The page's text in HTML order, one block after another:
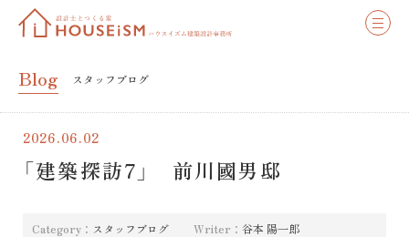
Blog スタッフブログ
2026.06.02
「建築探訪7」 前川國男邸
Category： スタッフブログ Writer：谷本 陽一郎